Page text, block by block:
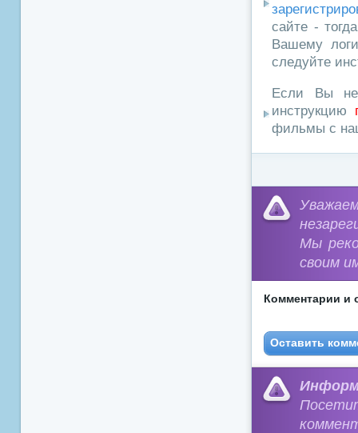
сайте -
Вашему
следуйте
Если Вы не
инструкцию
фильмы с
Мы
своим
Комментарии и
Оставить